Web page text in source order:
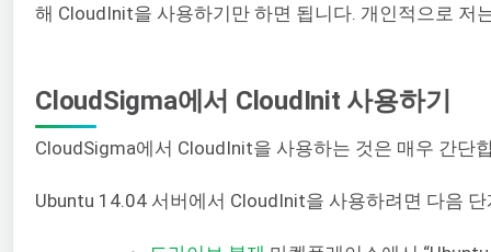
해 CloudInit을 사용하기만 하면 됩니다. 개인적으로 저
CloudSigma에서 CloudInit 사용하기
CloudSigma에서 CloudInit을 사용하는 것은 매우 간단
Ubuntu 14.04 서버에서 CloudInit을 사용하려면 다음